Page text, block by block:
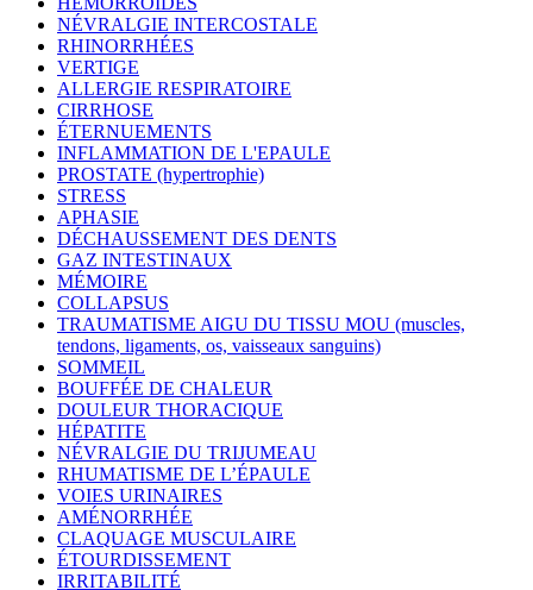
NÉVRALGIE INTERCOSTALE
RHINORRHÉES
VERTIGE
ALLERGIE RESPIRATOIRE
CIRRHOSE
ÉTERNUEMENTS
INFLAMMATION DE L'EPAULE
PROSTATE (hypertrophie)
STRESS
APHASIE
DÉCHAUSSEMENT DES DENTS
GAZ INTESTINAUX
MÉMOIRE
COLLAPSUS
TRAUMATISME AIGU DU TISSU MOU (muscles,
tendons, ligaments, os, vaisseaux sanguins)
SOMMEIL
BOUFFÉE DE CHALEUR
DOULEUR THORACIQUE
HÉPATITE
NÉVRALGIE DU TRIJUMEAU
RHUMATISME DE L’ÉPAULE
VOIES URINAIRES
AMÉNORRHÉE
CLAQUAGE MUSCULAIRE
ÉTOURDISSEMENT
IRRITABILITÉ